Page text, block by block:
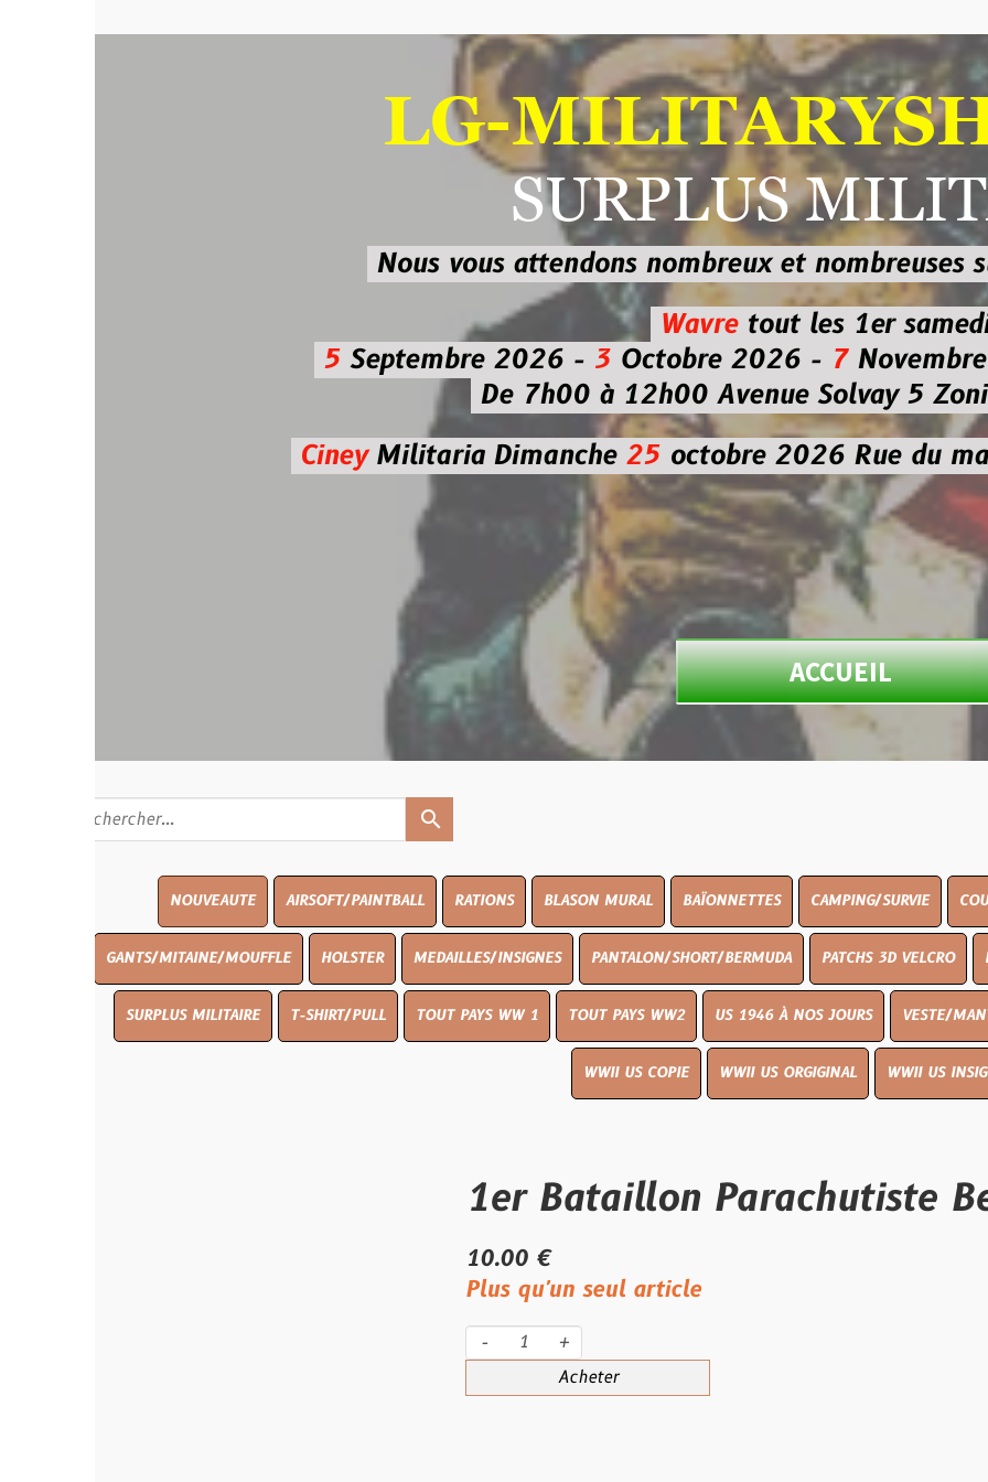
LG-
SURPLUS
Nous vous attendons nombreux et nombreusessur les
Wavre
tout les 1er samedi
Septembre 2026 -3Octobre 2026 - 7Novembre 2026
De 7h00 à 12h00 Avenue Solvay 5 Zoning
MilitariaDimanche25octobre 2026Rue du marché
ACCUEIL
AIRSOFT/PAINTBALL RATIONS BLASON MURAL BAÏONNETTES CAMPING/SURVIE COUTELLERIE
GANTS/MITAINE/MOUFFLE HOLSTER MEDAILLES/INSIGNES PANTALON/SHORT/BERMUDA PATCHS 3D VELCRO PEINTURE
SURPLUS MILITAIRE T-SHIRT/PULL TOUT PAYS WW 1 TOUT PAYS WW2 US 1946 À NOS JOURS VESTE/MANTEAU
WWII US COPIE WWII US ORGIGINAL WWII US INSIGNES
1er Bataillon Parachutiste Belge
Plus qu'un seul article